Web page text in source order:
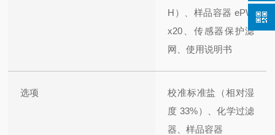
H）、样品容器 ePW
x20、传感器保护滤
网、使用说明书
选项
校准标准盐（相对湿
度 33%）、化学过滤
器、样品容器